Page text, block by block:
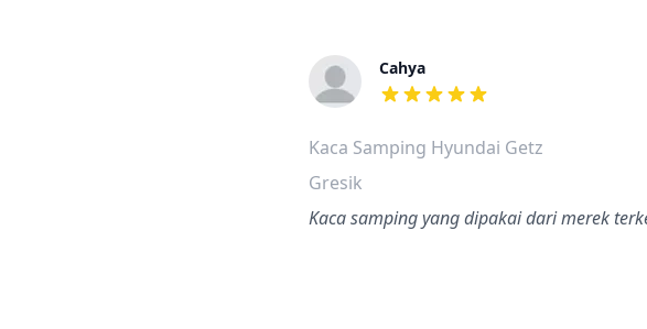
Cahya
dari ulasan adalah bintang lima
Kaca Samping Hyundai Getz
Gresik
Kaca samping yang dipakai dari merek